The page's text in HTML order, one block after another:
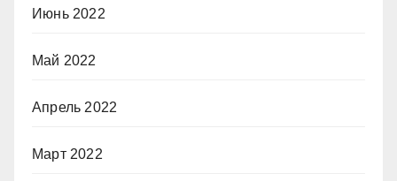
Июнь 2022
Май 2022
Апрель 2022
Март 2022